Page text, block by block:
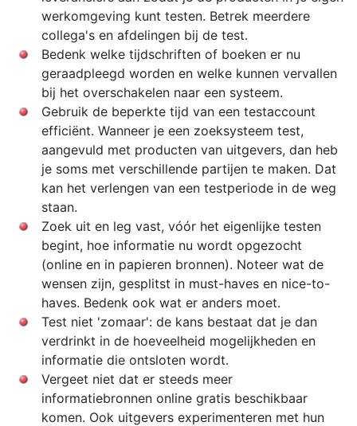
werkomgeving kunt testen. Betrek meerdere
collega's en afdelingen bij de test.
Bedenk welke tijdschriften of boeken er nu
geraadpleegd worden en welke kunnen vervallen
bij het overschakelen naar een systeem.
Gebruik de beperkte tijd van een testaccount
efficiënt. Wanneer je een zoeksysteem test,
aangevuld met producten van uitgevers, dan heb
je soms met verschillende partijen te maken. Dat
kan het verlengen van een testperiode in de weg
staan.
Zoek uit en leg vast, vóór het eigenlijke testen
begint, hoe informatie nu wordt opgezocht
(online en in papieren bronnen). Noteer wat de
wensen zijn, gesplitst in must-haves en nice-to-
haves. Bedenk ook wat er anders moet.
Test niet 'zomaar': de kans bestaat dat je dan
verdrinkt in de hoeveelheid mogelijkheden en
informatie die ontsloten wordt.
Vergeet niet dat er steeds meer
informatiebronnen online gratis beschikbaar
komen. Ook uitgevers experimenteren met hun